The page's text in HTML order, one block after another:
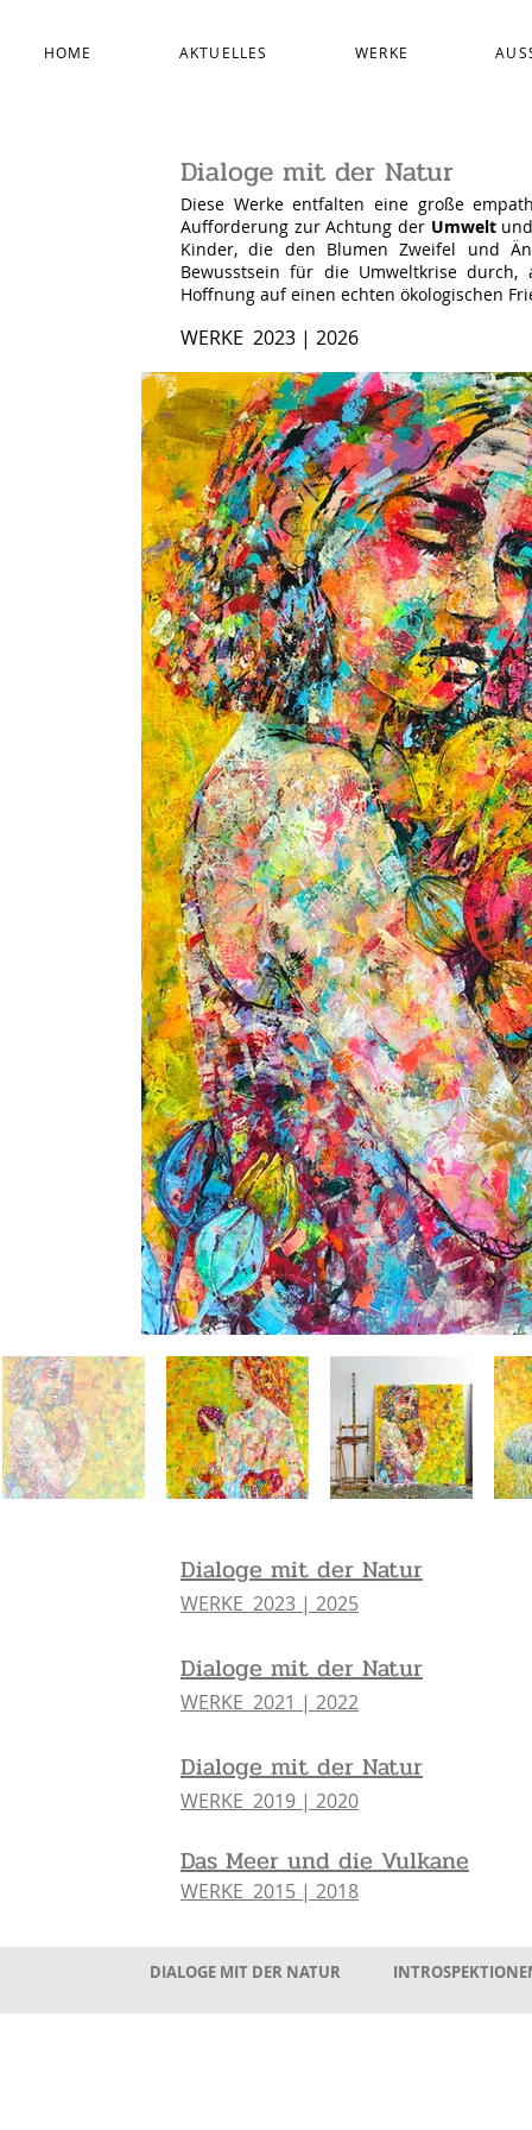
HOME AKTUELLES WERKE
Dialoge mit der Natur
Diese Werke entfalten eine große
Aufforderung zur Achtung der Umwelt
Kinder, die den Blumen Zweifel und
Bewusstsein für die Umweltkrise
Hoffnung auf einen echten ökologischen
WERKE 2023 | 2026
Dialoge mit der Natur
WERKE 2023 | 2025
Dialoge mit der Natur
WERKE 2021 | 2022
Dialoge mit der Natur
WERKE 2019 | 2020
Das Meer und die Vulkane
WERKE 2015 | 2018
DIALOGE MIT DER NATUR